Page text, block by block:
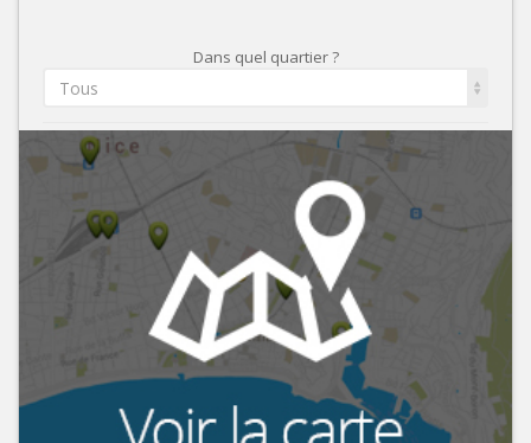
Dans quel quartier ?
Tous